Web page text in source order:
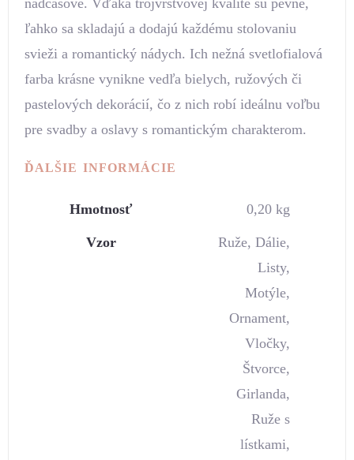
ľahko sa skladajú a dodajú každému stolovaniu
svieži a romantický nádych. Ich nežná svetlofialová
farba krásne vynikne vedľa bielych, ružových či
pastelových dekorácií, čo z nich robí ideálnu voľbu
pre svadby a oslavy s romantickým charakterom.
ĎALŠIE INFORMÁCIE
Hmotnosť 0,20 kg
Vzor
Ruže, Dálie,
Listy,
Motýle,
Ornament,
Vločky,
Štvorce,
Girlanda,
Ruže s
lístkami,